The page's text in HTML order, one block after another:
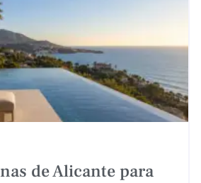
de Alicante para